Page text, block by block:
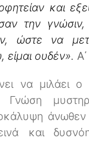
και
την
ώστε να
ουδέν».
να μιλάει
άνωθεν
και